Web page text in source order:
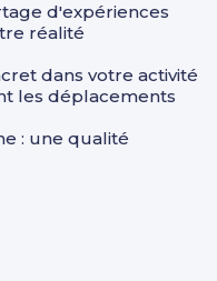
d'expériences
réalité
dans votre activité
les déplacements
: une qualité